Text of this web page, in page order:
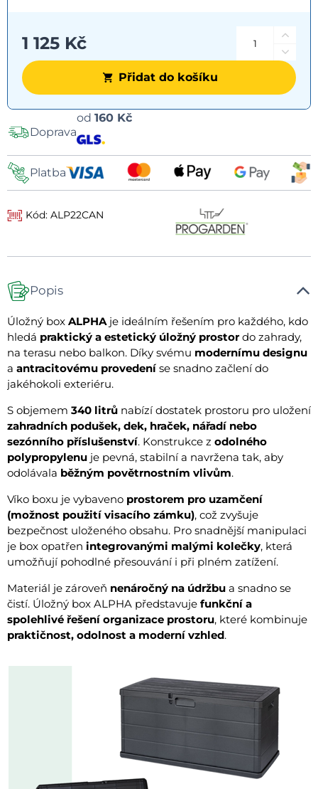
1 125 Kč
Přidat do košíku
Doprava
od 160 Kč
Platba
Kód: ALP22CAN
Popis
Úložný box ALPHA je ideálním řešením pro každého, kdo
hledá praktický a estetický úložný prostordo zahrady,
na terasu nebo balkon. Díky svému modernímu designu
a antracitovému provedení se snadno začlení do
jakéhokoli exteriéru.
S objemem 340 litrů nabízí dostatek prostoru pro uložení
zahradních podušek, dek, hraček, nářadí nebo
sezónního příslušenství. Konstrukce z odolného
polypropylenu je pevná, stabilní a navržena tak, aby
odolávala běžným povětrnostním vlivům.
Víko boxu je vybaveno prostorem pro uzamčení
(možnost použití visacího zámku), což zvyšuje
bezpečnost uloženého obsahu. Pro snadnější manipulaci
je box opatřen integrovanými malými kolečky, která
umožňují pohodlné přesouvání i při plném zatížení.
Materiál je zároveň nenáročný na údržbu a snadno se
čistí. Úložný box ALPHA představuje funkční a
spolehlivé řešení organizace prostoru, které kombinuje
praktičnost, odolnost a moderní vzhled.